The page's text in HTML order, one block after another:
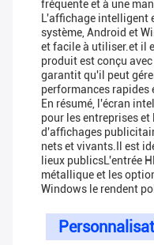
fréquente et à une
L'affichage intelligent
système, Android et
et facile à utiliser.et il
produit est conçu
garantit qu'il peut
performances rapides
En résumé, l'écran
pour les entreprises
d'affichages
nets et vivants.Il est
lieux publicsL'entrée
métallique et les
Windows le rendent